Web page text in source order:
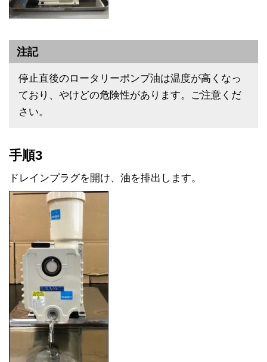
注記
停止直後のロータリーポンプ油は温度が高くなっ
ており、やけどの危険性があります。ご注意くだ
さい。
手順3
ドレインプラグを開け、油を排出します。